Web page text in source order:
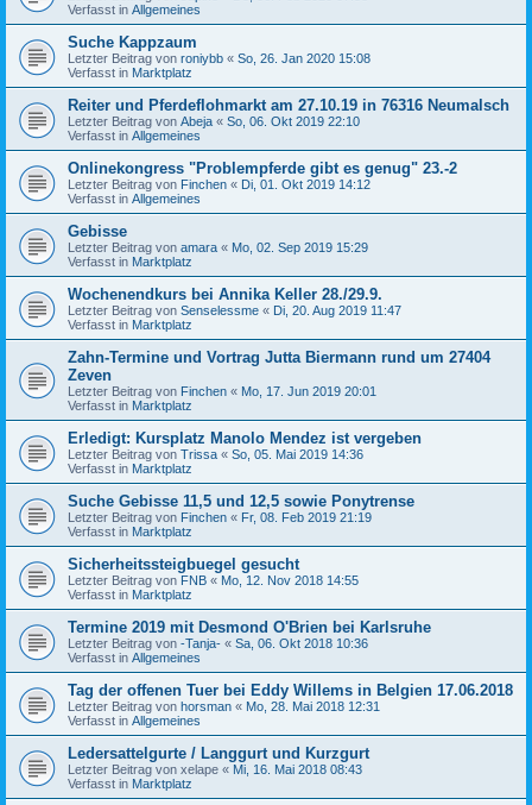
Verfasst in Allgemeines
Suche Kappzaum
Letzter Beitrag von roniybb « So, 26. Jan 2020 15:08
Verfasst in Marktplatz
Reiter und Pferdeflohmarkt am 27.10.19 in 76316 Neumalsch
Letzter Beitrag von Abeja « So, 06. Okt 2019 22:10
Verfasst in Allgemeines
Onlinekongress "Problempferde gibt es genug" 23.-2
Letzter Beitrag von Finchen « Di, 01. Okt 2019 14:12
Verfasst in Allgemeines
Gebisse
Letzter Beitrag von amara « Mo, 02. Sep 2019 15:29
Verfasst in Marktplatz
Wochenendkurs bei Annika Keller 28./29.9.
Letzter Beitrag von Senselessme « Di, 20. Aug 2019 11:47
Verfasst in Marktplatz
Zahn-Termine und Vortrag Jutta Biermann rund um 27404
Zeven
Letzter Beitrag von Finchen « Mo, 17. Jun 2019 20:01
Verfasst in Marktplatz
Erledigt: Kursplatz Manolo Mendez ist vergeben
Letzter Beitrag von Trissa « So, 05. Mai 2019 14:36
Verfasst in Marktplatz
Suche Gebisse 11,5 und 12,5 sowie Ponytrense
Letzter Beitrag von Finchen « Fr, 08. Feb 2019 21:19
Verfasst in Marktplatz
Sicherheitssteigbuegel gesucht
Letzter Beitrag von FNB « Mo, 12. Nov 2018 14:55
Verfasst in Marktplatz
Termine 2019 mit Desmond O'Brien bei Karlsruhe
Letzter Beitrag von -Tanja- « Sa, 06. Okt 2018 10:36
Verfasst in Allgemeines
Tag der offenen Tuer bei Eddy Willems in Belgien 17.06.2018
Letzter Beitrag von horsman « Mo, 28. Mai 2018 12:31
Verfasst in Allgemeines
Ledersattelgurte / Langgurt und Kurzgurt
Letzter Beitrag von xelape « Mi, 16. Mai 2018 08:43
Verfasst in Marktplatz